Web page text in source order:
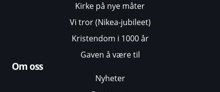
Kirke på nye måter
Vi tror (Nikea-jubileet)
Kristendom i 1000 år
Gaven å være til
Om oss
Nyheter